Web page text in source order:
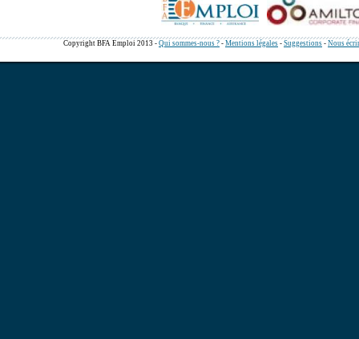
Copyright BFA Emploi 2013 - Qui sommes-nous ? - Mentions légales - Suggestions - Nous